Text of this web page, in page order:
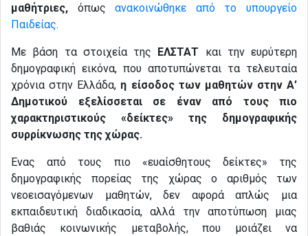
μαθήτριες, όπωςανακοινώθηκε από το υπουργείο
Παιδείας.
Με βάση τα στοιχεία της ΕΛΣΤΑΤ και την ευρύτερη
δημογραφική εικόνα, που αποτυπώνεται τα τελευταία
χρόνια στην Ελλάδα, η είσοδος των μαθητών στην Α’
Δημοτικού εξελίσσεται σε έναν από τους πιο
χαρακτηριστικούς «δείκτες» της δημογραφικής
συρρίκνωσης της χώρας.
Ένας από τους πιο «ευαίσθητους δείκτες» της
δημογραφικής πορείας της χώρας ο αριθμός των
νεοεισαγόμενων μαθητών, δεν αφορά απλώς μια
εκπαιδευτική διαδικασία, αλλά την αποτύπωση μιας
βαθιάς κοινωνικής μεταβολής, που μοιάζει να